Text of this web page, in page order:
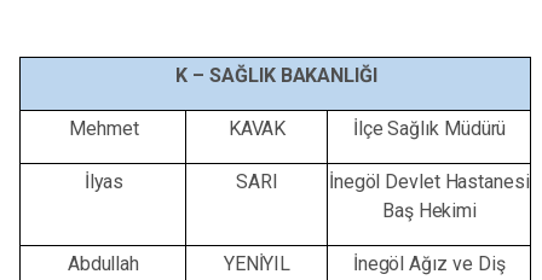
K – SAĞLIK BAKANLIĞI
Mehmet KAVAK İlçe Sağlık Müdürü
İlyas SARI İnegöl Devlet Hastanesi
Baş Hekimi
Abdullah YENİYIL İnegöl Ağız ve Diş